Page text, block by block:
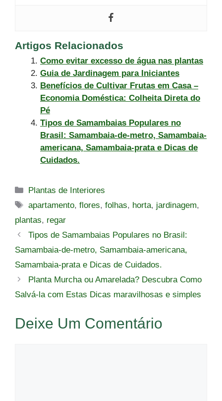
Artigos Relacionados
Como evitar excesso de água nas plantas
Guia de Jardinagem para Iniciantes
Benefícios de Cultivar Frutas em Casa –
Economia Doméstica: Colheita Direta do
Pé
Tipos de Samambaias Populares no
Brasil: Samambaia-de-metro, Samambaia-
americana, Samambaia-prata e Dicas de
Cuidados.
Categorias
Plantas de Interiores
Tags
apartamento,flores,folhas, horta, jardinagem,
plantas, regar
Tipos de Samambaias Populares no Brasil:
Samambaia-de-metro, Samambaia-americana,
Samambaia-prata e Dicas de Cuidados.
Planta Murcha ou Amarelada? Descubra Como
Salvá-la com Estas Dicas maravilhosas e simples
Deixe Um Comentário